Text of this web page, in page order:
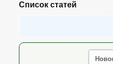
Список статей